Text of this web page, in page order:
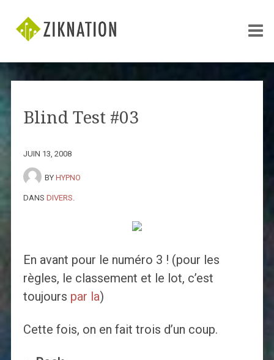
Blind Test #03
JUIN 13, 2008
BY HYPNO
DANS DIVERS
En avant pour le numéro 3 ! (pour les
règles, le classement et le lot, c’est
toujours par la)
Cette fois, on en fait trois d’un coup.